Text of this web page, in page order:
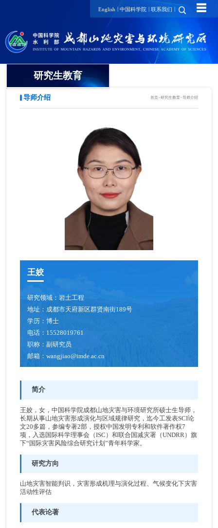
English | 中国科学院 | 联系我们 | ☰
研究生教育
导师介绍 首页>研究生教育>导师介绍
王姣
研究领域：岩土工程
地址： 成都市天府新区群贤南街189号
学历：博士
电话： 15528019761
职称：副研究员
邮箱：wangjiao@imde.ac.cn
简介
王姣，女，中国科学院成都山地灾害与环境研究所硕士生导师，
长期从事山地灾害形成演化与区域规律研究，迄今工发表SCI论
文20多篇，参编专著2部，授权中国发明专利和软件著作权7
项，入选国际科学理事会（ISC）和联合国减灾署（UNDRR）旗
下“国际灾害风险综合研究计划”青年科学家。
研究方向
山地灾害智能判识，灾害形成机理与演化过程、气候变化下灾害
活动性评估
代表论著